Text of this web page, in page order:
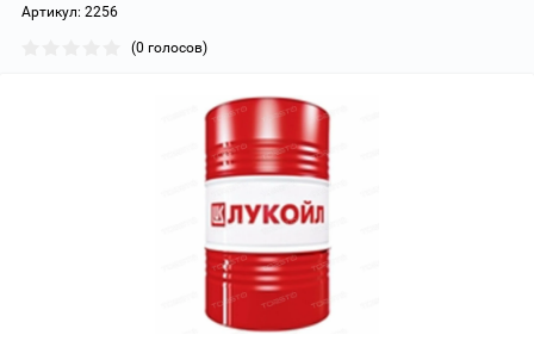
Артикул: 2256
(0 голосов)